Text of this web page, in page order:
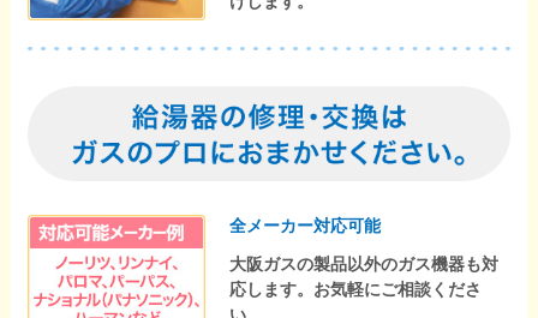
全メーカー対応可能
大阪ガスの製品以外のガス機器も対
応します。お気軽にご相談くださ